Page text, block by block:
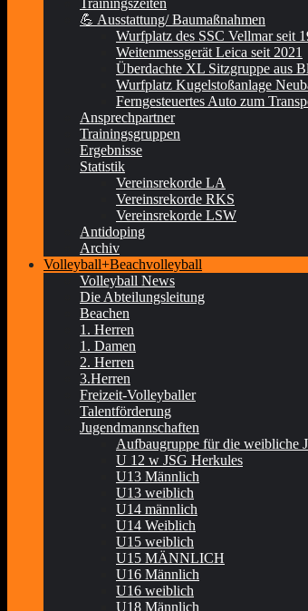
Trainingszeiten
💪 Ausstattung/ Baumaßnahmen
Wurfplatz des SSC Vellmar seit
Weitenmessgerät Leica seit 2021
Überdachte XL Sitzgruppe aus
Wurfplatz Kugelstoßanlage
Ferngesteuertes Auto zum
Ansprechpartner
Trainingsgruppen
Ergebnisse
Statistik
Vereinsrekorde LA
Vereinsrekorde RKS
Vereinsrekorde LSW
Antidoping
Archiv
Volleyball+Beachvolleyball
Volleyball News
Die Abteilungsleitung
Beachen
1. Herren
1. Damen
2. Herren
3.Herren
Freizeit-Volleyballer
Talentförderung
Jugendmannschaften
Aufbaugruppe für die weibliche
U 12 w JSG Herkules
U13 Männlich
U13 weiblich
U14 männlich
U14 Weiblich
U15 weiblich
U15 MÄNNLICH
U16 Männlich
U16 weiblich
U18 Männlich